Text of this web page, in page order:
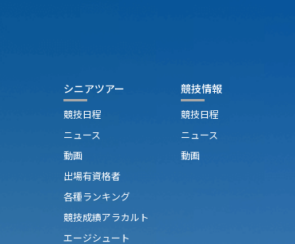
シニアツアー
競技日程
ニュース
動画
出場有資格者
各種ランキング
競技成績アラカルト
エージシュート
競技情報
競技日程
ニュース
動画